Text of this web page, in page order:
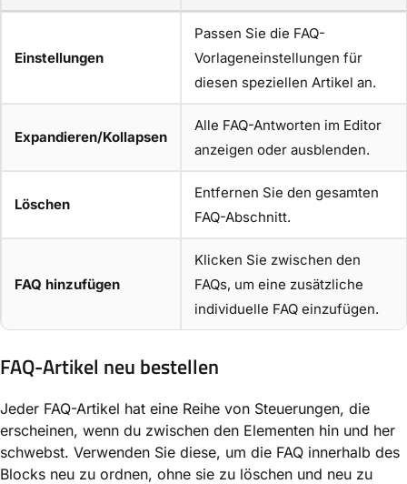
Einstellungen
Passen Sie die FAQ-
Vorlageneinstellungen für
diesen speziellen Artikel an.
Expandieren/Kollapsen
Alle FAQ-Antworten im Editor
anzeigen oder ausblenden.
Löschen
Entfernen Sie den gesamten
FAQ-Abschnitt.
FAQ hinzufügen
Klicken Sie zwischen den
FAQs, um eine zusätzliche
individuelle FAQ einzufügen.
FAQ-Artikel neu bestellen
Jeder FAQ-Artikel hat eine Reihe von Steuerungen, die
erscheinen, wenn du zwischen den Elementen hin und her
schwebst. Verwenden Sie diese, um die FAQ innerhalb des
Blocks neu zu ordnen, ohne sie zu löschen und neu zu